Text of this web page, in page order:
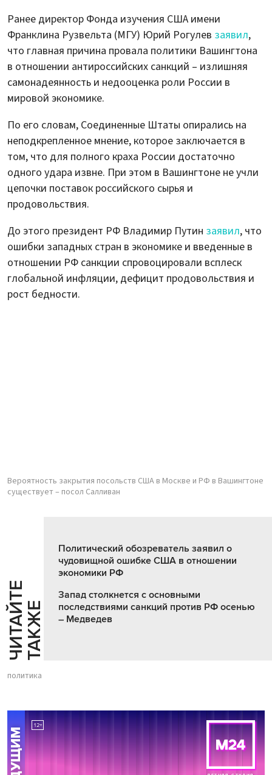
Ранее директор Фонда изучения США имени
Франклина Рузвельта (МГУ) Юрий Рогулев заявил,
что главная причина провала политики Вашингтона
в отношении антироссийских санкций – излишняя
самонадеянность и недооценка роли России в
мировой экономике.
По его словам, Соединенные Штаты опирались на
неподкрепленное мнение, которое заключается в
том, что для полного краха России достаточно
одного удара извне. При этом в Вашингтоне не учли
цепочки поставок российского сырья и
продовольствия.
До этого президент РФ Владимир Путин заявил, что
ошибки западных стран в экономике и введенные в
отношении РФ санкции спровоцировали всплеск
глобальной инфляции, дефицит продовольствия и
рост бедности.
Вероятность закрытия посольств США в Москве и РФ в Вашингтоне
существует – посол Салливан
Ч
И
Т
АЙ
Т
Е
Т
А
К
ЖЕ
Политический обозреватель заявил о
чудовищной ошибке США в отношении
экономики РФ
Запад столкнется с основными
последствиями санкций против РФ осенью
– Медведев
политика